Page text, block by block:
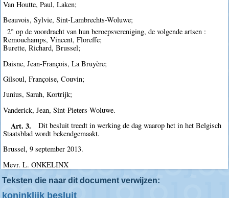
Van Houtte, Paul, Laken;
Beauvois, Sylvie, Sint-Lambrechts-Woluwe;
2° op de voordracht van hun beroepsvereniging, de volgende artsen :
Remouchamps, Vincent, Floreffe;
Burette, Richard, Brussel;
Daisne, Jean-François, La Bruyère;
Gilsoul, Françoise, Couvin;
Junius, Sarah, Kortrijk;
Vanderick, Jean, Sint-Pieters-Woluwe.
Art. 3.
Dit besluit treedt in werking de dag waarop het in het Belgisch
Staatsblad wordt bekendgemaakt.
Brussel, 9 september 2013.
Mevr. L. ONKELINX
Teksten die naar dit document verwijzen:
koninklijk besluit